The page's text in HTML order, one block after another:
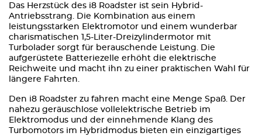
Das Herzstück des i8 Roadster ist sein Hybrid-
Antriebsstrang. Die Kombination aus einem
leistungsstarken Elektromotor und einem wunderbar
charismatischen 1,5-Liter-Dreizylindermotor mit
Turbolader sorgt für berauschende Leistung. Die
aufgerüstete Batteriezelle erhöht die elektrische
Reichweite und macht ihn zu einer praktischen Wahl für
längere Fahrten.
Den i8 Roadster zu fahren macht eine Menge Spaß. Der
nahezu geräuschlose vollelektrische Betrieb im
Elektromodus und der einnehmende Klang des
Turbomotors im Hybridmodus bieten ein einzigartiges